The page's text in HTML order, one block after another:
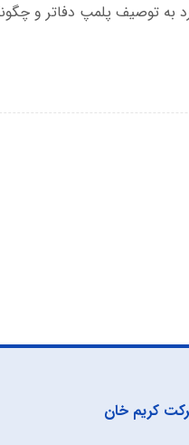
به توصیف پلمپ دفاتر و
کریم خان